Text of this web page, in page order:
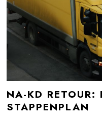
NA-KD RETOUR:
STAPPENPLAN